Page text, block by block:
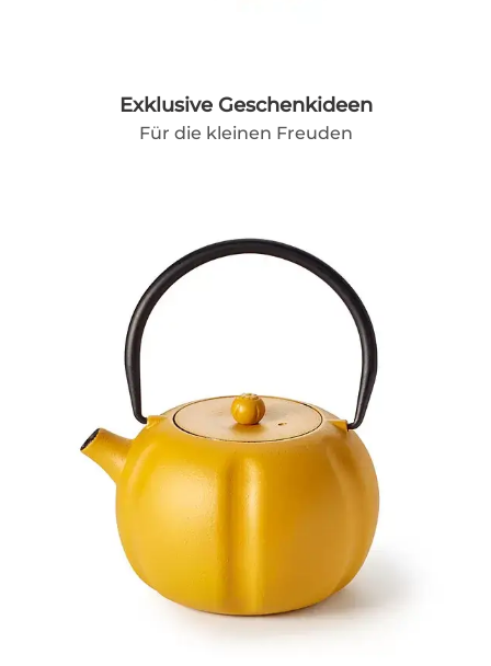
Exklusive Geschenkideen
Für die kleinen Freuden